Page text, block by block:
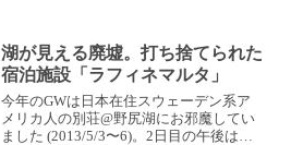
湖が見える廃墟。打ち捨てられた
宿泊施設「ラフィネマルタ」
今年のGWは日本在住スウェーデン系ア
メリカ人の別荘@野尻湖にお邪魔してい
ました (2013/5/3〜6)。2日目の午後は、